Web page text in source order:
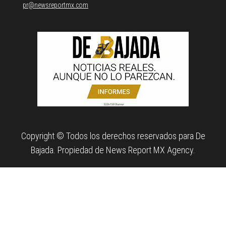
pr@newsreportmx.com
Copyright © Todos los derechos reservados para De
Bajada. Propiedad de News Report MX Agency.